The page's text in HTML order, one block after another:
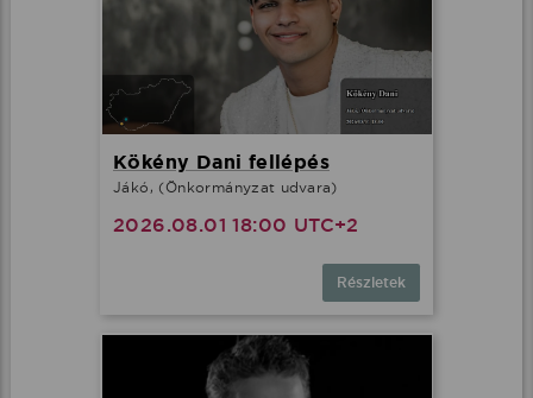
Kökény Dani fellépés
Jákó, (Önkormányzat udvara)
2026.08.01 18:00 UTC+2
Részletek